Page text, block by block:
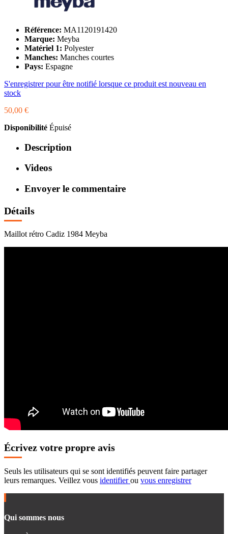
Référence: MA1120191420
Marque: Meyba
Matériel 1: Polyester
Manches: Manches courtes
Pays: Espagne
S'enregistrer pour être notifié lorsque ce produit est nouveau en
stock
50,00 €
Disponibilité Épuisé
Description
Videos
Envoyer le commentaire
Détails
Maillot rétro Cadiz 1984 Meyba
Écrivez votre propre avis
Seuls les utilisateurs qui se sont identifiés peuvent faire partager
leurs remarques. Veillez vous identifierou vous enregistrer
Qui sommes nous